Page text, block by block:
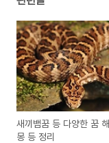
새끼뱀꿈 등 다양한 꿈 해몽과 길
몽 등 정리